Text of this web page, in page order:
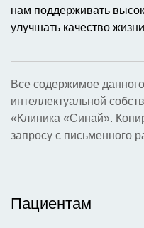
нам поддерживать
улучшать качество
Все содержимое
интеллектуальной
«Клиника «Синай».
запросу с письменного
Пациентам